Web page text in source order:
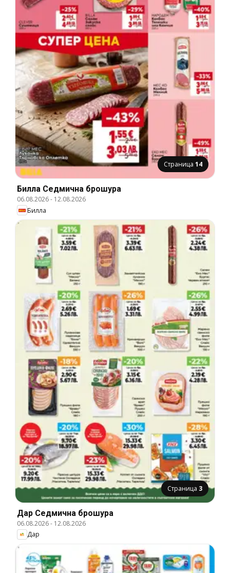
Страница 14
Билла Cедмична брошура
06.08.2026- 12.08.2026
Билла
Страница 3
Дар Cедмична брошура
06.08.2026- 12.08.2026
Дар